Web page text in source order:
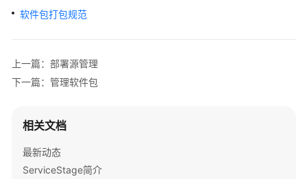
品
计
明
快
速
软件包打包规范
上一篇：部署源管理
下一篇：管理软件包
相关文档
最新动态
ServiceStage简介